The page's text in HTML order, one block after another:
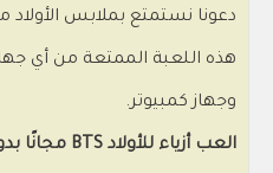
هذه اللعبة الممتعة من أي
وجهاز كمبيوتر.
العب أزياء للأولاد BTS مجانًا بدون تنزيل